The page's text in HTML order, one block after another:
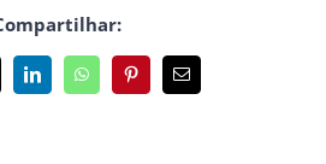
LinkedInWhatsAppPinterest
E-
mail